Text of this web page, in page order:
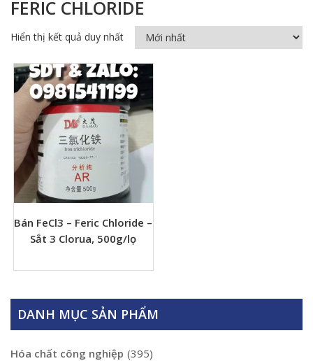
FERIC CHLORIDE
Hiển thị kết quả duy nhất
Bán FeCl3 – Feric Chloride –
Sắt 3 Clorua, 500g/lọ
DANH MỤC SẢN PHẨM
Hóa chất công nghiệp (395)